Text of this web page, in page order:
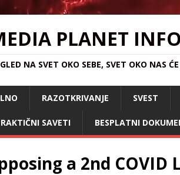
PLANET
NA SVET OKO SEBE, SVET OKO NAS
RAZOTKRIVANJE SVEST
SAVETI BESPLATNI
a 2nd COVID